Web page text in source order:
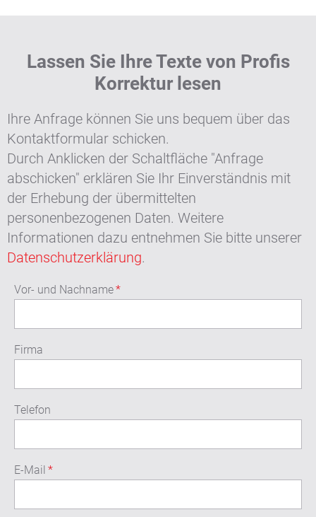
Lassen Sie Ihre Texte von Profis
Korrektur lesen
Ihre Anfrage können Sie uns bequem über das
Kontaktformular schicken.
Durch Anklicken der Schaltfläche "Anfrage
abschicken" erklären Sie Ihr Einverständnis mit
der Erhebung der übermittelten
personenbezogenen Daten. Weitere
Informationen dazu entnehmen Sie bitte unserer
Datenschutzerklärung.
Vor- und Nachname*
Firma
Telefon
E-Mail *